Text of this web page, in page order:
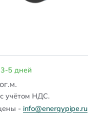
5 дней
учётом НДС.
- info@energypipe.ru